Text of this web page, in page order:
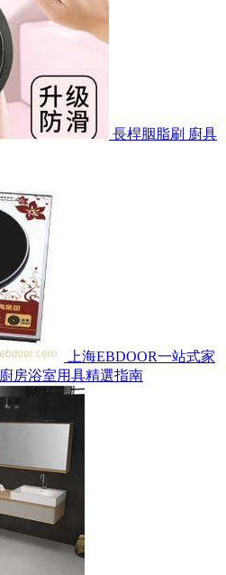
長桿胭脂刷 廚具
上海EBDOOR一站式家
房浴室用具精選指南